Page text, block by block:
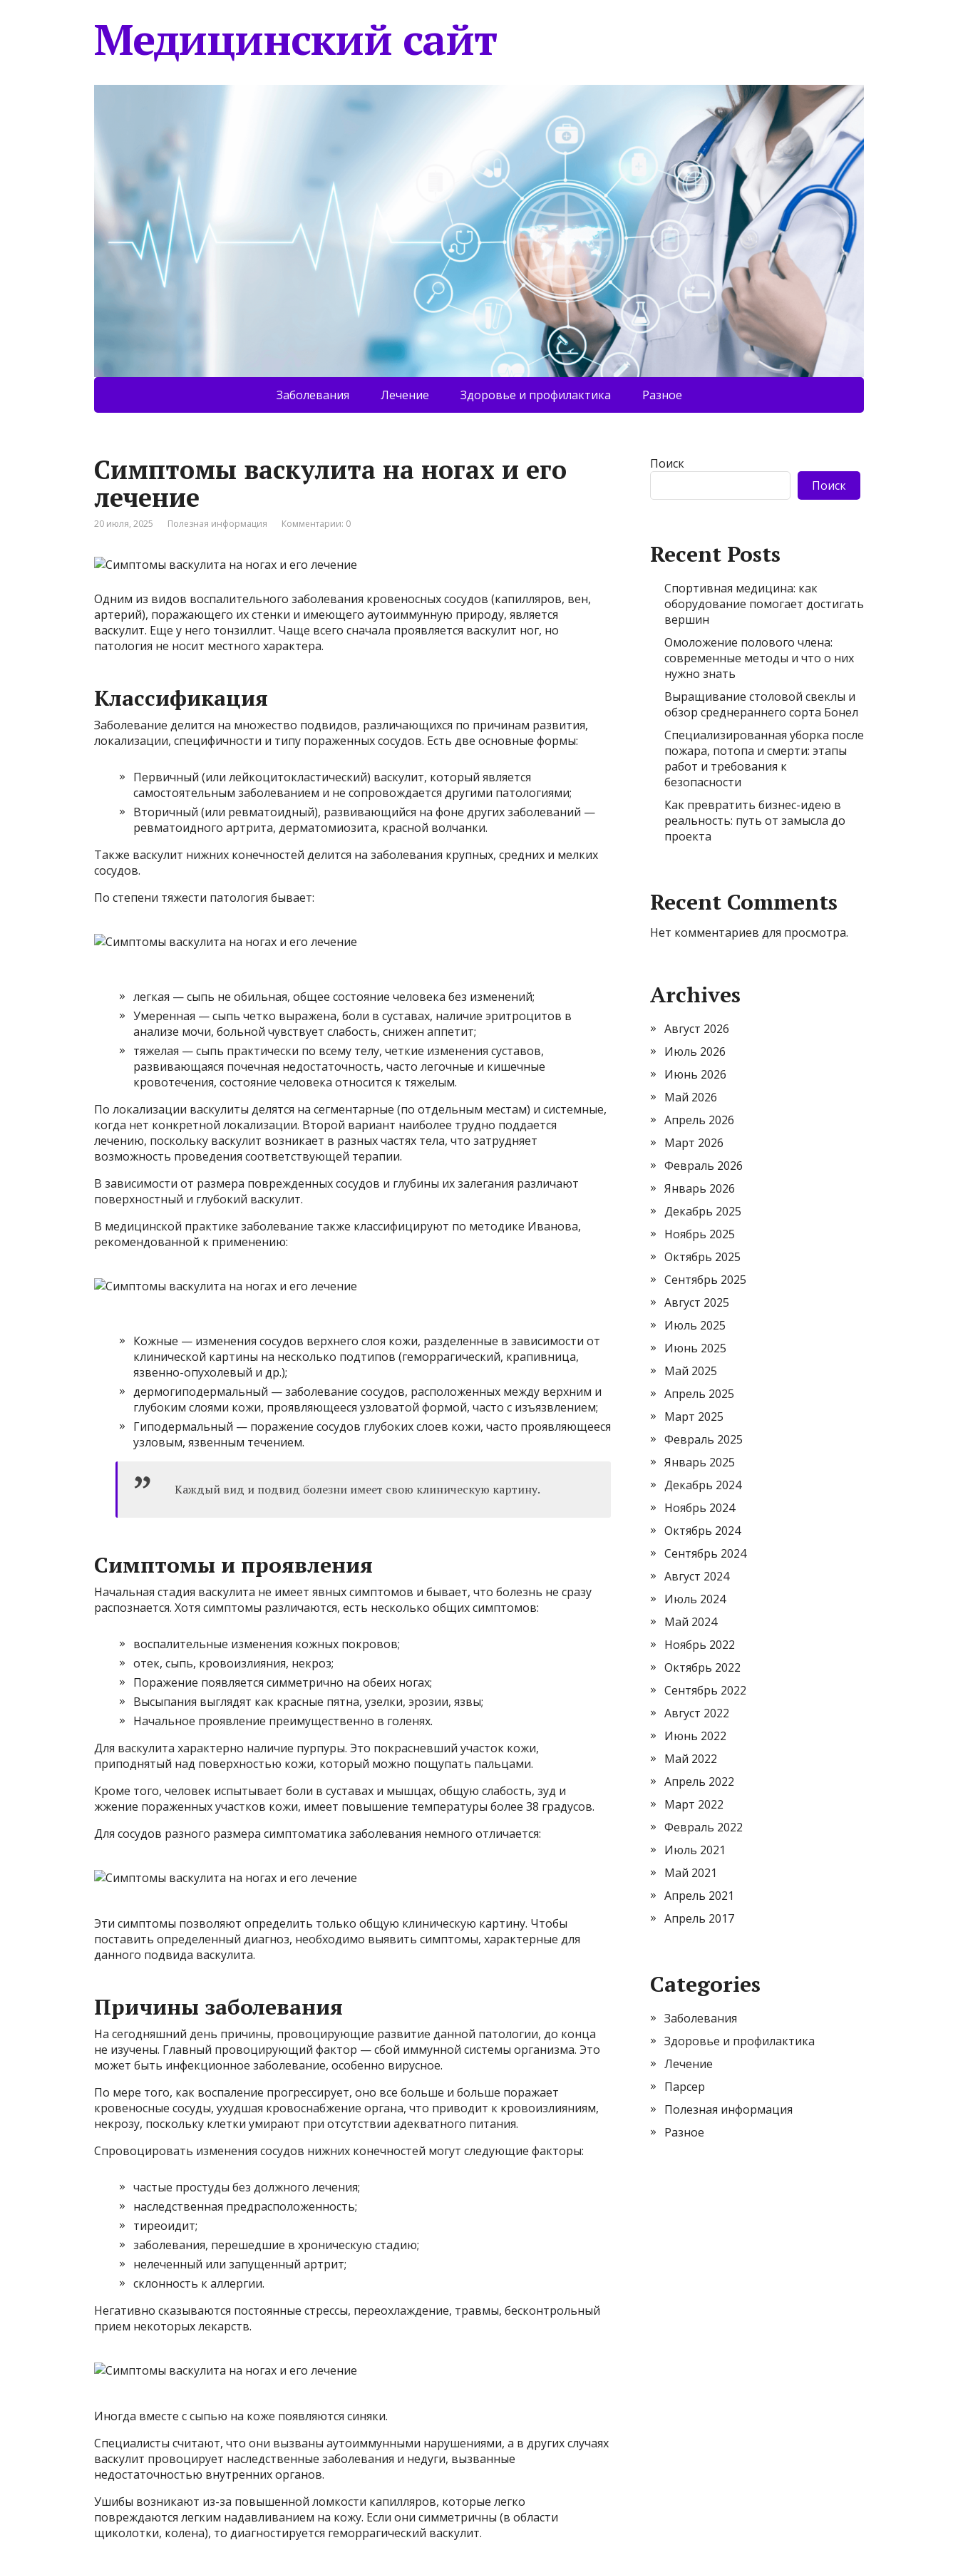
Медицинский сайт
Заболевания Лечение Здоровье и профилактика Разное
Симптомы васкулита на ногах и его
лечение
20 июля, 2025 Полезная информация Комментарии: 0
Одним из видов воспалительного заболевания кровеносных сосудов (капилляров, вен,
артерий), поражающего их стенки и имеющего аутоиммунную природу, является
васкулит. Еще у него тонзиллит. Чаще всего сначала проявляется васкулит ног, но
патология не носит местного характера.
Классификация
Заболевание делится на множество подвидов, различающихся по причинам развития,
локализации, специфичности и типу пораженных сосудов. Есть две основные формы:
Первичный (или лейкоцитокластический) васкулит, который является
самостоятельным заболеванием и не сопровождается другими патологиями;
Вторичный (или ревматоидный), развивающийся на фоне других заболеваний —
ревматоидного артрита, дерматомиозита, красной волчанки.
Также васкулит нижних конечностей делится на заболевания крупных, средних и мелких
сосудов.
По степени тяжести патология бывает:
легкая — сыпь не обильная, общее состояние человека без изменений;
Умеренная — сыпь четко выражена, боли в суставах, наличие эритроцитов в
анализе мочи, больной чувствует слабость, снижен аппетит;
тяжелая — сыпь практически по всему телу, четкие изменения суставов,
развивающаяся почечная недостаточность, часто легочные и кишечные
кровотечения, состояние человека относится к тяжелым.
По локализации васкулиты делятся на сегментарные (по отдельным местам) и системные,
когда нет конкретной локализации. Второй вариант наиболее трудно поддается
лечению, поскольку васкулит возникает в разных частях тела, что затрудняет
возможность проведения соответствующей терапии.
В зависимости от размера поврежденных сосудов и глубины их залегания различают
поверхностный и глубокий васкулит.
В медицинской практике заболевание также классифицируют по методике Иванова,
рекомендованной к применению:
Кожные — изменения сосудов верхнего слоя кожи, разделенные в зависимости от
клинической картины на несколько подтипов (геморрагический, крапивница,
язвенно-опухолевый и др.);
дермогиподермальный — заболевание сосудов, расположенных между верхним и
глубоким слоями кожи, проявляющееся узловатой формой, часто с изъязвлением;
Гиподермальный — поражение сосудов глубоких слоев кожи, часто проявляющееся
узловым, язвенным течением.
Каждый вид и подвид болезни имеет свою клиническую картину.
Симптомы и проявления
Начальная стадия васкулита не имеет явных симптомов и бывает, что болезнь не сразу
распознается. Хотя симптомы различаются, есть несколько общих симптомов:
воспалительные изменения кожных покровов;
отек, сыпь, кровоизлияния, некроз;
Поражение появляется симметрично на обеих ногах;
Высыпания выглядят как красные пятна, узелки, эрозии, язвы;
Начальное проявление преимущественно в голенях.
Для васкулита характерно наличие пурпуры. Это покрасневший участок кожи,
приподнятый над поверхностью кожи, который можно пощупать пальцами.
Кроме того, человек испытывает боли в суставах и мышцах, общую слабость, зуд и
жжение пораженных участков кожи, имеет повышение температуры более 38 градусов.
Для сосудов разного размера симптоматика заболевания немного отличается:
Эти симптомы позволяют определить только общую клиническую картину. Чтобы
поставить определенный диагноз, необходимо выявить симптомы, характерные для
данного подвида васкулита.
Причины заболевания
На сегодняшний день причины, провоцирующие развитие данной патологии, до конца
не изучены. Главный провоцирующий фактор — сбой иммунной системы организма. Это
может быть инфекционное заболевание, особенно вирусное.
По мере того, как воспаление прогрессирует, оно все больше и больше поражает
кровеносные сосуды, ухудшая кровоснабжение органа, что приводит к кровоизлияниям,
некрозу, поскольку клетки умирают при отсутствии адекватного питания.
Спровоцировать изменения сосудов нижних конечностей могут следующие факторы:
частые простуды без должного лечения;
наследственная предрасположенность;
тиреоидит;
заболевания, перешедшие в хроническую стадию;
нелеченный или запущенный артрит;
склонность к аллергии.
Негативно сказываются постоянные стрессы, переохлаждение, травмы, бесконтрольный
прием некоторых лекарств.
Иногда вместе с сыпью на коже появляются синяки.
Специалисты считают, что они вызваны аутоиммунными нарушениями, а в других случаях
васкулит провоцирует наследственные заболевания и недуги, вызванные
недостаточностью внутренних органов.
Ушибы возникают из-за повышенной ломкости капилляров, которые легко
повреждаются легким надавливанием на кожу. Если они симметричны (в области
щиколотки, колена), то диагностируется геморрагический васкулит.
Поиск
Поиск
Recent Posts
Спортивная медицина: как
оборудование помогает достигать
вершин
Омоложение полового члена:
современные методы и что о них
нужно знать
Выращивание столовой свеклы и
обзор среднераннего сорта Бонел
Специализированная уборка после
пожара, потопа и смерти: этапы
работ и требования к
безопасности
Как превратить бизнес-идею в
реальность: путь от замысла до
проекта
Recent Comments
Нет комментариев для просмотра.
Archives
Август 2026
Июль 2026
Июнь 2026
Май 2026
Апрель 2026
Март 2026
Февраль 2026
Январь 2026
Декабрь 2025
Ноябрь 2025
Октябрь 2025
Сентябрь 2025
Август 2025
Июль 2025
Июнь 2025
Май 2025
Апрель 2025
Март 2025
Февраль 2025
Январь 2025
Декабрь 2024
Ноябрь 2024
Октябрь 2024
Сентябрь 2024
Август 2024
Июль 2024
Май 2024
Ноябрь 2022
Октябрь 2022
Сентябрь 2022
Август 2022
Июнь 2022
Май 2022
Апрель 2022
Март 2022
Февраль 2022
Июль 2021
Май 2021
Апрель 2021
Апрель 2017
Categories
Заболевания
Здоровье и профилактика
Лечение
Парсер
Полезная информация
Разное